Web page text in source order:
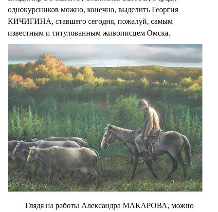
однокурсников можно, конечно, выделить Георгия
КИЧИГИНА, ставшего сегодня, пожалуй, самым
известным и титулованным живописцем Омска.
Глядя на работы Александра МАКАРОВА, можно